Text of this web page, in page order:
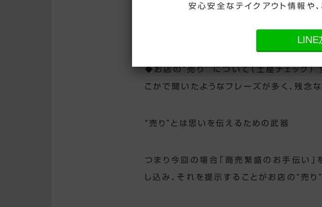
◆お店の“売り” について（土屋チェック）
こかで聞いたようなフレーズが多く、残念な
“売り”とは思いを伝えるための武器
つまり今回の場合 「商売繁盛のお手伝い」
し込み、それを提示することがお店の“売り
安心安全なテイクアウト情報や
LINE